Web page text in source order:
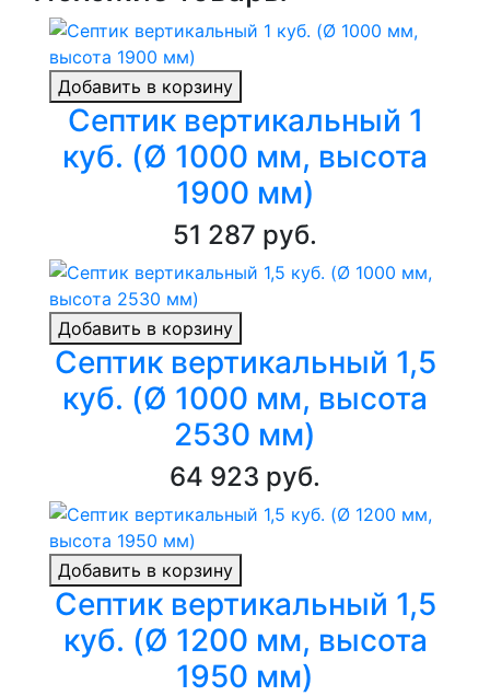
Добавить в корзину
Септик вертикальный 1
куб. (Ø 1000 мм, высота
1900 мм)
51 287 руб.
Добавить в корзину
Септик вертикальный 1,5
куб. (Ø 1000 мм, высота
2530 мм)
64 923 руб.
Добавить в корзину
Септик вертикальный 1,5
куб. (Ø 1200 мм, высота
1950 мм)